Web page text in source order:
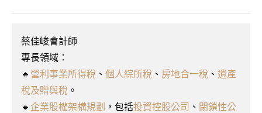
蔡佳峻會計師
專長領域：
🔸 營利事業所得稅 、 個人綜所稅 、 房地合一稅 、 遺產
稅及贈與稅 。
🔸 企業股權架構規劃 ，包括投資控股公司 、 閉鎖性公